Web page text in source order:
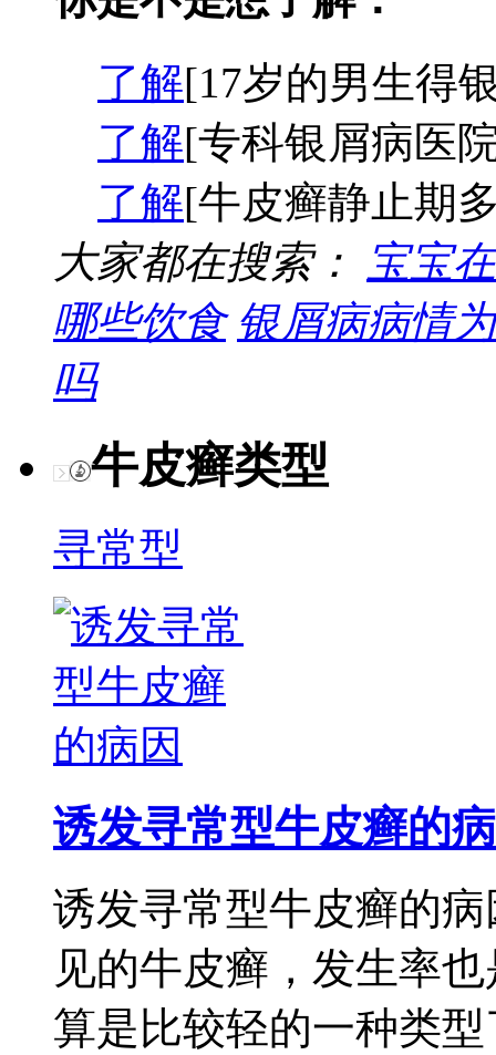
了解[17岁的男生得
了解[专科银屑病医
了解[牛皮癣静止期
大家都在搜索：
宝宝
哪些饮食 银屑病病情
吗
牛皮癣类型
寻常型
诱发寻常型牛皮癣的病
诱发寻常型牛皮癣的
见的牛皮癣，发生率
算是比较轻的一种类